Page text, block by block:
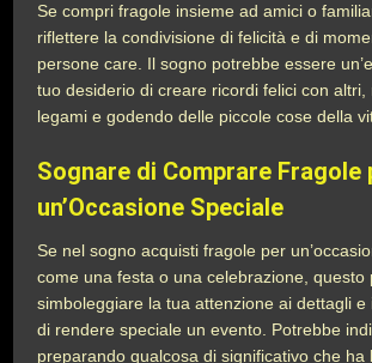
Se compri fragole insieme ad amici o
riflettere la condivisione di felicità e di
persone care. Il sogno potrebbe essere
tuo desiderio di creare ricordi felici con altri,
legami e godendo delle piccole cose della
Sognare di Comprare Fragole
un’Occasione Speciale
Se nel sogno acquisti fragole per
come una festa o una celebrazione, questo
simboleggiare la tua attenzione ai dettagli e
di rendere speciale un evento. Potrebbe
preparando qualcosa di significativo che ha